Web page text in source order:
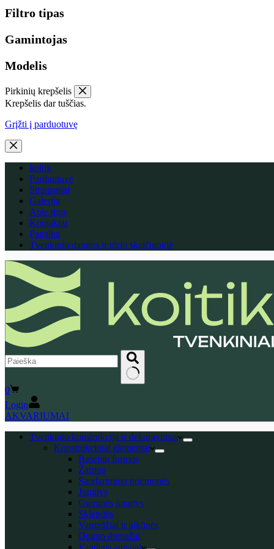
Filtro tipas
Gamintojas
Modelis
Pirkinių krepšelis
Krepšelis dar tuščias.
Grįžti į parduotuvę
koitik
Parduotuvė
Straipsniai
Galerija
Apie mus
Kontaktai
Pagalba
Tvenkinio dangos ir tūrio skaičiuoklė
No
results
Shopping
cart
0
Login
AKVARIUMAI
Tvenkinio konstrukcija ir dekoravimas
Konstrukciniai elementai
Baseinų formos
Žarnos
Sandarinimo priemonės
Jungtys
Guminės jungtys
Sklendės
Vamzdžiai ir alkūnės
Dugno drenažai
Vandens augalai